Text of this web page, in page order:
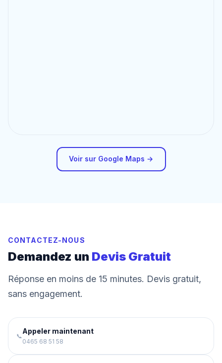
Voir sur Google Maps →
CONTACTEZ-NOUS
Demandez un Devis Gratuit
Réponse en moins de 15 minutes. Devis gratuit,
sans engagement.
📞
Appeler maintenant
0465 68 51 58